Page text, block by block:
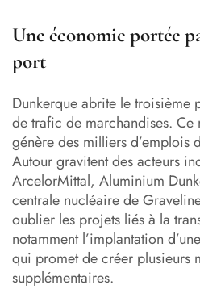
Une économie portée
port
Dunkerque abrite le troisième
de trafic de marchandises.
génère des milliers d’emplois
Autour gravitent des acteurs
ArcelorMittal, Aluminium
centrale nucléaire de
oublier les projets liés à la
notamment l’implantation
qui promet de créer plusieurs
supplémentaires.